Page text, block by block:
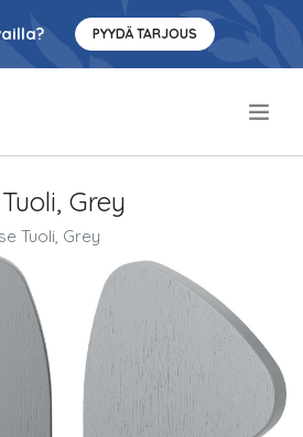
PYYDÄ TARJOUS
Grey
Tuoli, Grey